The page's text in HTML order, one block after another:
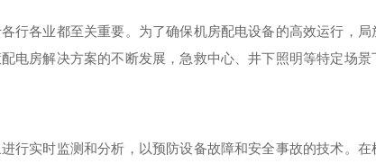
行各业都至关重要。为了确保机房配电设备的高效运行，局
电房解决方案的不断发展，急救中心、井下照明等特定场景
行实时监测和分析，以预防设备故障和安全事故的技术。在